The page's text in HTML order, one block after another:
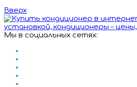
Вверх
Мы в социальных сетях: